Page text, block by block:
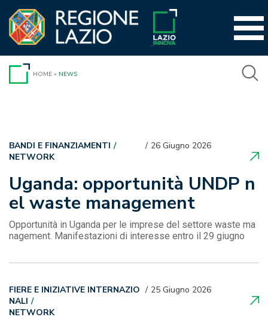
contenuto
HOME » NEWS
News
Uganda: opportunità UNDP n
el waste management
26 Giugno 2026
BANDI E FINANZIAMENTI
NETWORK
Opportunità in Uganda per le imprese del settore waste ma
nagement. Manifestazioni di interesse entro il 29 giugno
25 Giugno 2026
FIERE E INIZIATIVE INTERNAZIO
NALI
NETWORK